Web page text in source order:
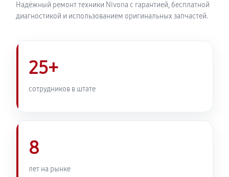
Ремонт гидросистемы кофемашины Nivona
CafeRomatica NICR 756
Ремонт кофемолки кофемашины Nivona
CafeRomatica NICR 756
740 руб
Надёжный ремонт техники Nivona с гарантией, бесплатной
диагностикой и использованием оригинальных запчастей.
25+
сотрудников в штате
8
лет на рынке